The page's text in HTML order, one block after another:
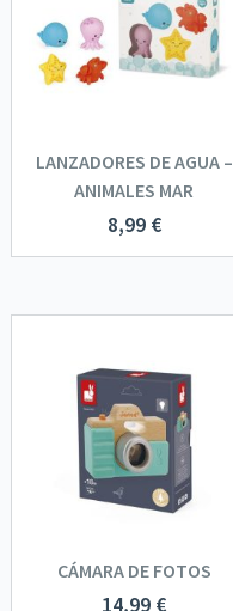
LANZADORES DE AGUA –
ANIMALES MAR
8,99 €
CÁMARA DE FOTOS
14,99 €